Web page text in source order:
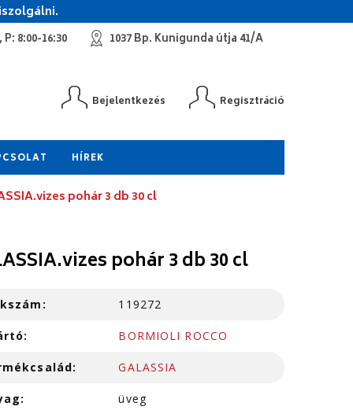
8:00-16:30 1037 Bp. Kunigunda útja 41/A
Bejelentkezés Regisztráció
HÍREK
pohár 3 db 30 cl
pohár 3 db 30 cl
119272
BORMIOLI ROCCO
GALASSIA
üveg